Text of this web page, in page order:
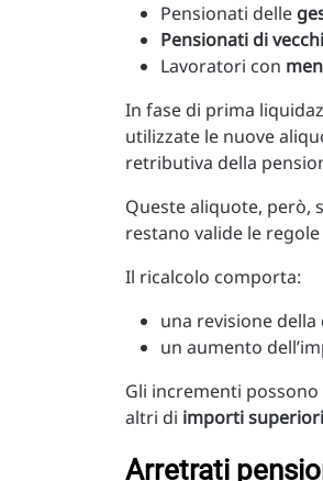
Pensionati delle
Pensionati di
Lavoratori con
In fase di prima
utilizzate le nuove
retributiva della
Queste aliquote, però,
restano valide le
Il ricalcolo comporta:
una revisione
un aumento
Gli incrementi
altri di importi
Arretrati